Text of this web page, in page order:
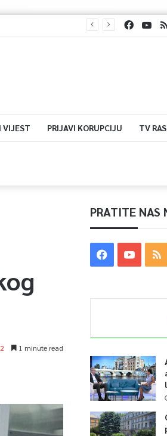
VIJEST PRIJAVI KORUPCIJU TV
1 minute read
PRATITE NAS